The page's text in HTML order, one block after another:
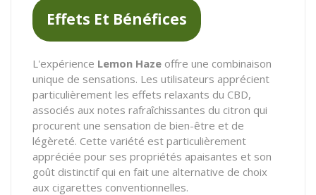
Effets Et Bénéfices
L'expérience Lemon Haze offre une combinaison
unique de sensations. Les utilisateurs apprécient
particulièrement les effets relaxants du CBD,
associés aux notes rafraîchissantes du citron qui
procurent une sensation de bien-être et de
légèreté. Cette variété est particulièrement
appréciée pour ses propriétés apaisantes et son
goût distinctif qui en fait une alternative de choix
aux cigarettes conventionnelles.